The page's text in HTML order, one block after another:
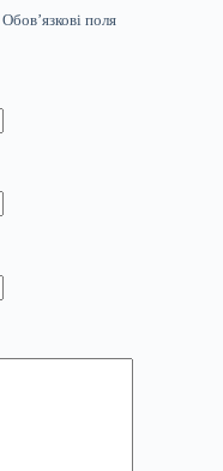
Обов’язкові поля